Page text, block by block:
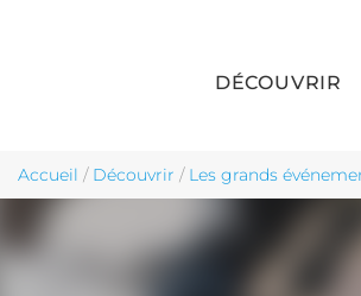
Aller au contenu principal
DÉCOUVRIR
Accueil / Découvrir / Les grands